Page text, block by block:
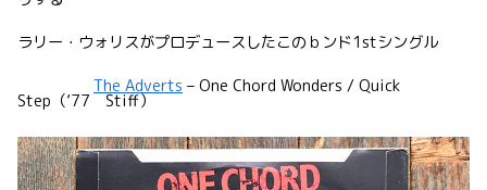
ラリー・ウォリスがプロデュースしたこのｂンド1stシングル
The Adverts – One Chord Wonders / Quick
Step（’77 Stiff）